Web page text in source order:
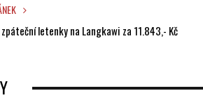
o
e
e
d
letenky na Langkawi za 11.843,- Kč